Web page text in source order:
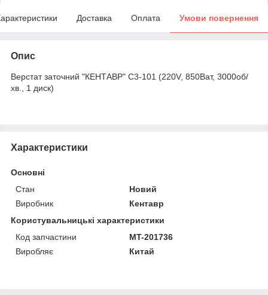
Доставка Оплата Умови повернення
Опис
Верстат заточний "КЕНТАВР" С3-101 (220V, 850Ват, 3000об/
хв., 1 диск)
Характеристики
Основні
Стан
Новий
Виробник
Кентавр
Користувальницькі характеристики
Код запчастини
MT-201736
Виробляє
Китай